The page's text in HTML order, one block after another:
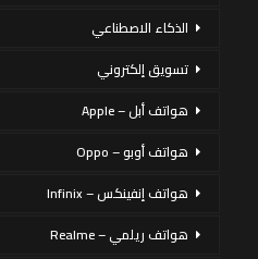
الذكاء الاصطناعي
تسويق إلكتروني
هواتف أبل – Apple
هواتف أوبو – Oppo
هواتف إنفينكس – Infinix
هواتف ريلمي – Realme